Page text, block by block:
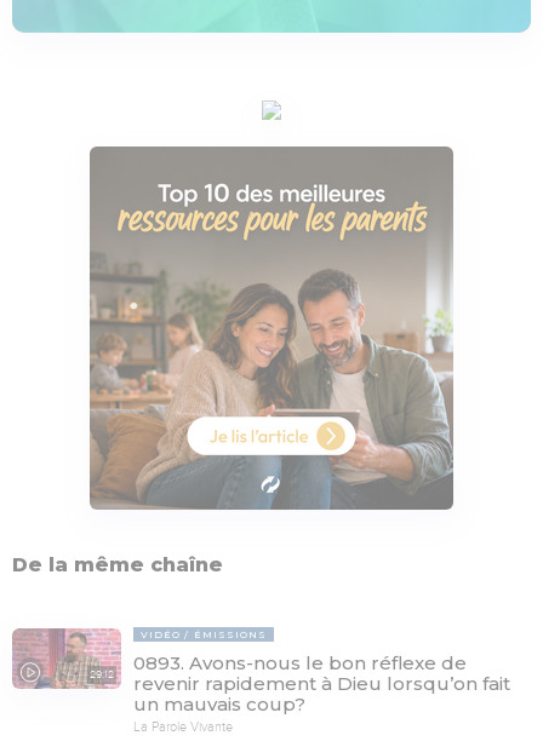
De la même chaîne
29:12
VIDÉO ÉMISSIONS
0893. Avons-nous le bon réflexe de
revenir rapidement à Dieu lorsqu’on fait
un mauvais coup?
La Parole Vivante